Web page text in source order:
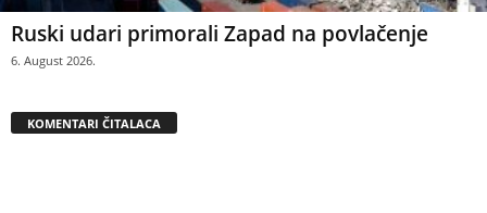
Ruski udari primorali Zapad na povlačenje
6. August 2026.
KOMENTARI ČITALACA